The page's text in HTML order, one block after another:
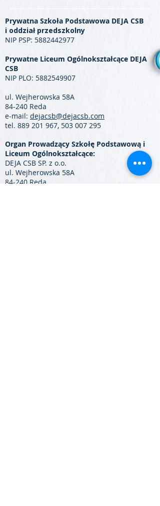
Prywatna Szkoła Podstawowa DEJA CSB
i oddział przedszkolny
NIP PSP: 5882442977
Prywatne Liceum Ogólnokształcące DEJA
CSB
NIP PLO: 5882549907
ul. Wejherowska 58A
84-240 Reda
e-mail: dejacsb@dejacsb.com
tel. 889 201 967, 503 007 295
Organ Prowadzący Szkołę Podstawową i
Liceum Ogólnokształcące:
DEJA CSB SP. z o.o.
ul. Wejherowska 58A
84-240 Reda